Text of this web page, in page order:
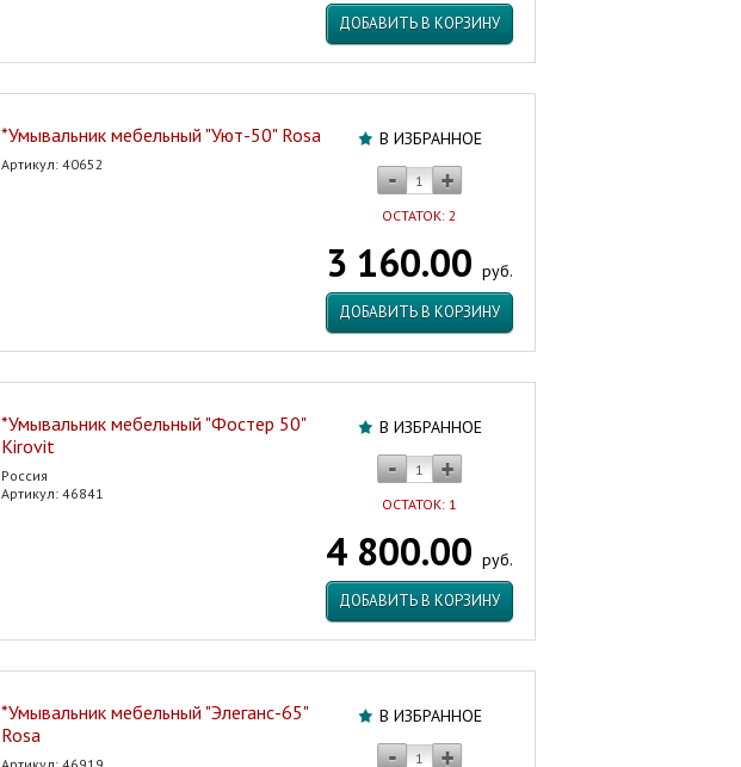
ДОБАВИТЬ В КОРЗИНУ
В ИЗБРАННОЕ
ОСТАТОК: 2
3 160.00 руб.
ДОБАВИТЬ В КОРЗИНУ
*Умывальник мебельный "Уют-50" Rosa
Артикул: 40652
В ИЗБРАННОЕ
ОСТАТОК: 1
4 800.00 руб.
ДОБАВИТЬ В КОРЗИНУ
*Умывальник мебельный "Фостер 50"
Kirovit
Россия
Артикул: 46841
В ИЗБРАННОЕ
*Умывальник мебельный "Элеганс-65"
Rosa